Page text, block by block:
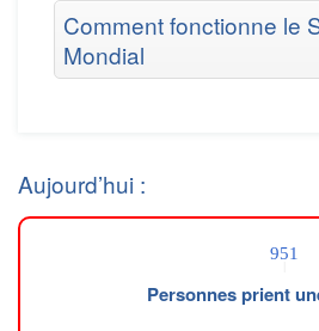
Comment fonctionne le
Mondial
Aujourd’hui :
Personnes prient